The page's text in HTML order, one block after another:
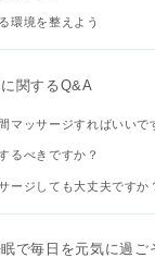
環境を整えよう
関するQ&A
マッサージすればいいで
るべきですか？
ージしても大丈夫ですか
で毎日を元気に過ご